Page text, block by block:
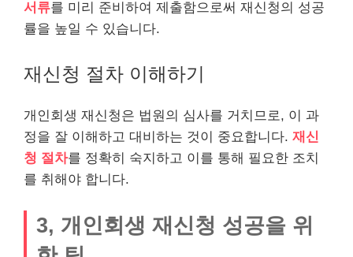
서류를 미리 준비하여 제출함으로써 재신청의 성공
률을 높일 수 있습니다.
재신청 절차 이해하기
개인회생 재신청은 법원의 심사를 거치므로, 이 과
정을 잘 이해하고 대비하는 것이 중요합니다. 재신
청 절차를 정확히 숙지하고 이를 통해 필요한 조치
를 취해야 합니다.
3, 개인회생 재신청 성공을 위